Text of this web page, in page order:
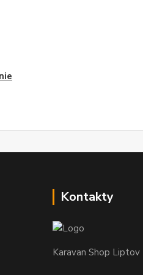
Kontakty
Karavan Shop Liptov